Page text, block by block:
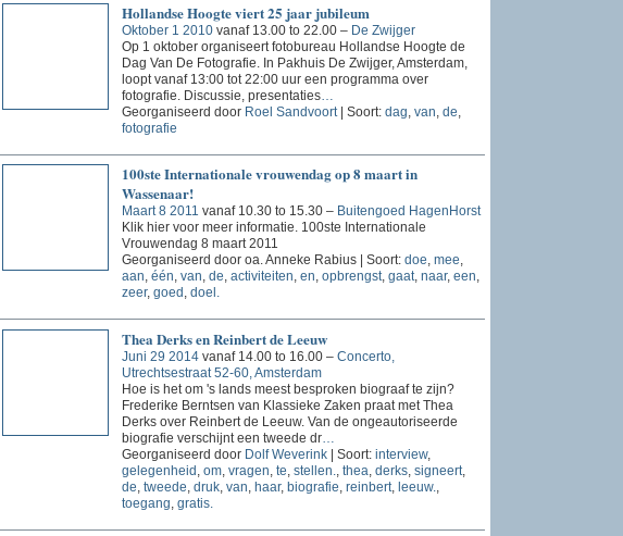
Hollandse Hoogte viert 25 jaar jubileum
Oktober 1 2010vanaf 13.00 to 22.00 – De Zwijger
Op 1 oktober organiseert fotobureau Hollandse Hoogte de
Dag Van De Fotografie. In Pakhuis De Zwijger, Amsterdam,
loopt vanaf 13:00 tot 22:00 uur een programma over
fotografie. Discussie, presentaties…
Georganiseerd door Roel Sandvoort| Soort: dag, van, de,
fotografie
100ste Internationale vrouwendag op 8 maart in
Wassenaar!
Maart 8 2011 vanaf 10.30 to 15.30 – Buitengoed HagenHorst
Klik hier voor meer informatie. 100ste Internationale
Vrouwendag 8 maart 2011
Georganiseerd door oa. Anneke Rabius | Soort: doe, mee,
aan, één, van, de, activiteiten, en, opbrengst, gaat, naar, een,
zeer, goed , doel.
Thea Derks en Reinbert de Leeuw
Juni 29 2014vanaf 14.00 to 16.00 – Concerto,
Utrechtsestraat 52-60, Amsterdam
Hoe is het om 's lands meest besproken biograaf te zijn?
Frederike Berntsen van Klassieke Zaken praat met Thea
Derks over Reinbert de Leeuw. Van de ongeautoriseerde
biografie verschijnt een tweede dr…
Georganiseerd door Dolf Weverink| Soort: interview,
gelegenheid, om, vragen, te, stellen., thea, derks, signeert,
de, tweede, druk, van, haar, biografie, reinbert, leeuw.,
toegang, gratis.